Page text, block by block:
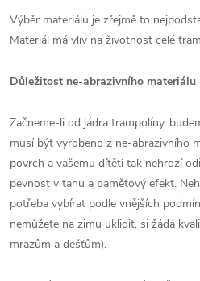
Výběr materiálu je zřejmě to
Materiál má vliv na životnost celé
Důležitost ne-abrazivního materiálu
Začneme-li od jádra trampolíny,
musí být vyrobeno z ne-abrazivního
povrch a vašemu dítěti tak nehrozí
pevnost v tahu a paměťový efekt.
potřeba vybírat podle vnějších
nemůžete na zimu uklidit, si žádá
mrazům a dešťům).